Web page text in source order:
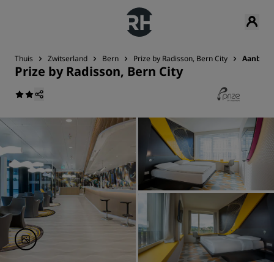
Thuis Zwitserland Bern Prize by Radisson, Bern City
Prize by Radisson, Bern City